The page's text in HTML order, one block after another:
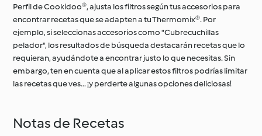
Perfil de Cookidoo®, ajusta los filtros según tus accesorios para
encontrar recetas que se adapten a tu Thermomix®. Por
ejemplo, si seleccionas accesorios como "Cubrecuchillas
pelador", los resultados de búsqueda destacarán recetas que lo
requieran, ayudándote a encontrar justo lo que necesitas. Sin
embargo, ten en cuenta que al aplicar estos filtros podrías limitar
las recetas que ves... ¡y perderte algunas opciones deliciosas!
Notas de Recetas